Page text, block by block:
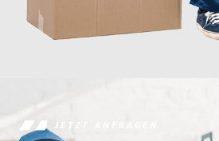
JETZT ANFRAGEN